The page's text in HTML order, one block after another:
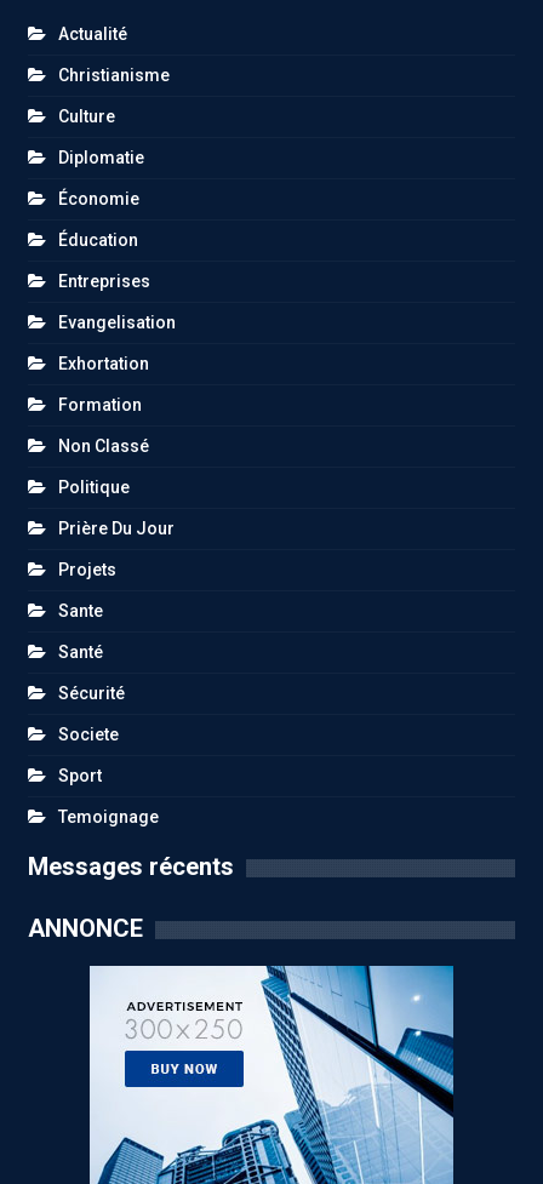
Actualité
Christianisme
Culture
Diplomatie
Économie
Éducation
Entreprises
Evangelisation
Exhortation
Formation
Non Classé
Politique
Prière Du Jour
Projets
Sante
Santé
Sécurité
Societe
Sport
Temoignage
Messages récents
ANNONCE